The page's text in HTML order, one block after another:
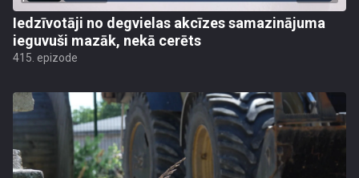
Iedzīvotāji no degvielas akcīzes samazinājuma
ieguvuši mazāk, nekā cerēts
415. epizode